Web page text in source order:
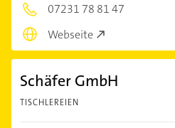
07231 78 81 47
Webseite
Schäfer GmbH
TISCHLEREIEN